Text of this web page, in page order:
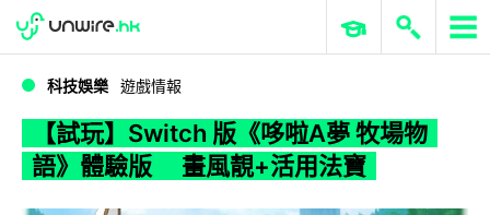
WWDC 2026 ERP 與商業 AI
科技娛樂 遊戲情報
【試玩】Switch 版《哆啦A夢 牧場物
語》體驗版 畫風靚+活用法寶